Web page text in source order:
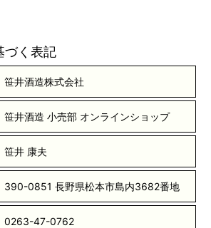
づく表記
笹井酒造株式会社
笹井酒造 小売部 オンラインショップ
笹井 康夫
390-0851 長野県松本市島内3682番地
0263-47-0762